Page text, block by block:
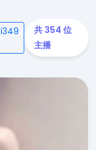
i349
共 354 位
主播